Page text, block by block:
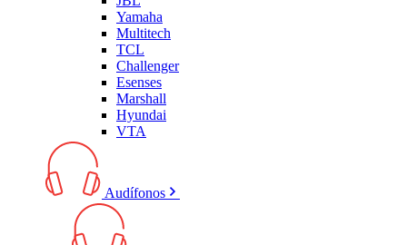
Yamaha
Multitech
TCL
Challenger
Esenses
Marshall
Hyundai
VTA
Audífonos